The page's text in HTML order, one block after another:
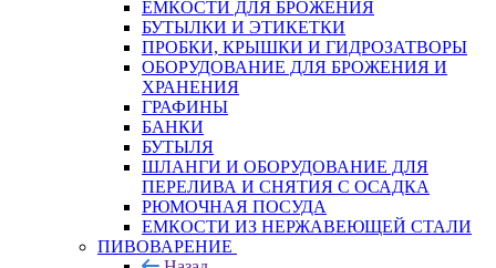
ЕМКОСТИ ДЛЯ БРОЖЕНИЯ
БУТЫЛКИ И ЭТИКЕТКИ
ПРОБКИ, КРЫШКИ И ГИДРОЗАТВОРЫ
ОБОРУДОВАНИЕ ДЛЯ БРОЖЕНИЯ И
ХРАНЕНИЯ
ГРАФИНЫ
БАНКИ
БУТЫЛЯ
ШЛАНГИ И ОБОРУДОВАНИЕ ДЛЯ
ПЕРЕЛИВА И СНЯТИЯ С ОСАДКА
РЮМОЧНАЯ ПОСУДА
ЕМКОСТИ ИЗ НЕРЖАВЕЮЩЕЙ СТАЛИ
ПИВОВАРЕНИЕ